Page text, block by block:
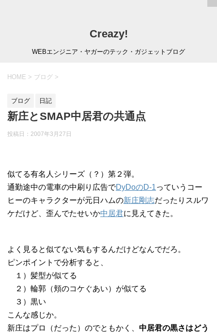
Creazy!
WEBエンジニア・ヤガーのテック・ガジェットブログ
HOME > ブログ >
ブログ 日記
新庄とSMAP中居君の共通点
投稿日： 2007年3月27日
似てる有名人シリーズ（？）第２弾。
通勤途中の電車の中刷り広告でDyDoのD-1っていうコー
ヒーのキャラクターが元日ハムの新庄剛志だったりスルワ
ケだけど、歪んでたせいか中居君に見えてきた。
よく見ると似てない気もするんだけどなんでだろ。
ピンポイントで分析すると、
１）髪型が似てる
２）輪郭（頬のコケぐあい）が似てる
３）黒い
こんな感じか。
新庄はプロ（だった）のでともかく、 中居君の黒さはどう